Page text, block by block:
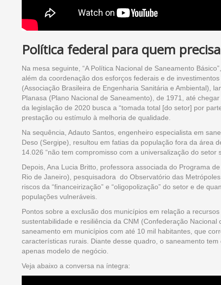
Política federal para quem precisa
Na mesa seguinte, “A Política Nacional de Saneamento
além da coordenação dos esforços federais e de
(Associação Brasileira de Engenharia Sanitária e Ambiental),
Planasa (Plano Nacional de Saneamento), de 1971, até
da legislação de 2020 busca a “tomada total [do setor] por
prestação ou estímulo à melhoria de qualidade.
Na sequência, Adauto Santos, engenheiro especialista em
Deso (Sergipe), resultou em fatias da população fora da área
14.026 “não tem compromisso com a universalização do
Depois, Ana Lucia Britto, professora associada do Programa
Rio de Janeiro), pesquisadora do Observatório das
riscos da “financeirização” e “oligopolização” do setor e de
populações vulneráveis.
Pontos sobre a exclusão dos municípios em relação a
sustentabilidade e resiliência da CNM (Confederação
saneamento em municípios com até 10 mil habitantes, que
características rurais. Diante desse quadro, o saneamento
apenas modelo de negócio.
Veja abaixo a conversa na íntegra: